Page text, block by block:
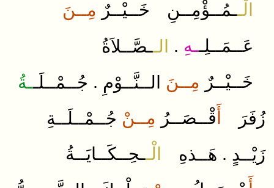
الْــمُــؤْمِــنِ​ ​خَــيْــرٌ مِــنَ
​عَــمَــلِــهِ . الــصَّــلاَةُ
​خَــيْــرٌ مِــنَ الــنَّــوْمِ . جُــمْــلَــةُ
زُفَرَ
قْــصَــرُ مِــنْ جُــمْــلَــةِ
زَيْــدٍ . هَــذهِ الْــحِــكَــايَــةُ​